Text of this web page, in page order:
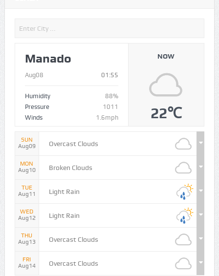
Manado
Aug08 01:55
Humidity
88%
Pressure
1011
Winds
1.6mph
NOW
22℃
SUN
Aug09
Overcast Clouds
MON
Aug10
Broken Clouds
TUE
Aug11
Light Rain
WED
Aug12
Light Rain
THU
Aug13
Overcast Clouds
FRI
Aug14
Overcast Clouds